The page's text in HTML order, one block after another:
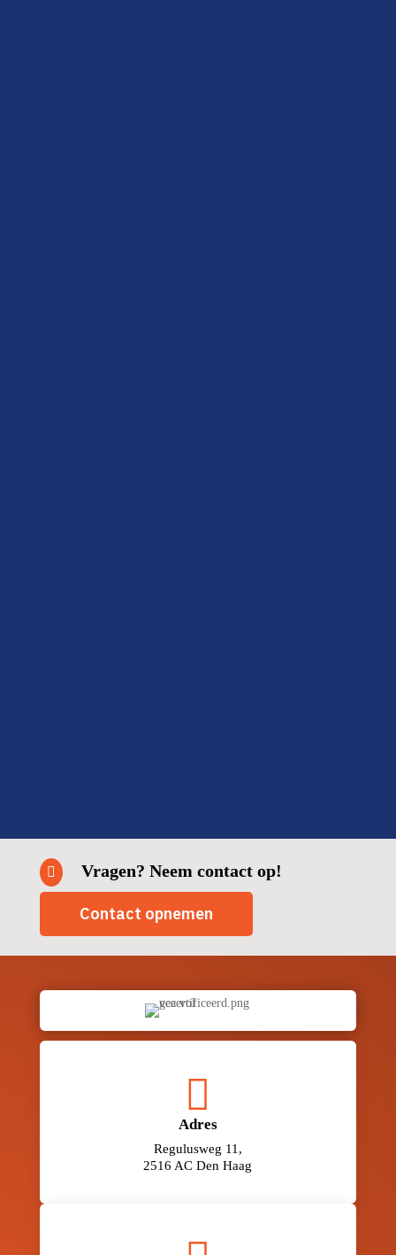
 Vragen? Neem contact op!
Contact opnemen

Adres
Regulusweg 11,
2516 AC Den Haag